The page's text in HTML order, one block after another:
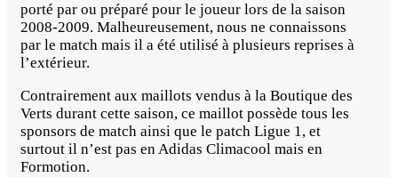
porté par ou préparé pour le joueur lors de la saison
2008-2009. Malheureusement, nous ne connaissons
par le match mais il a été utilisé à plusieurs reprises à
l’extérieur.
Contrairement aux maillots vendus à la Boutique des
Verts durant cette saison, ce maillot possède tous les
sponsors de match ainsi que le patch Ligue 1, et
surtout il n’est pas en Adidas Climacool mais en
Formotion.